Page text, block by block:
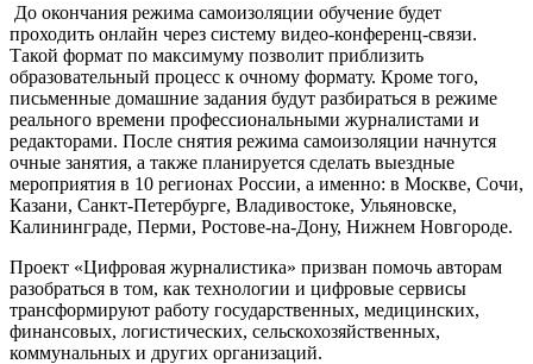
До окончания режима самоизоляции обучение будет
проходить онлайн через систему видео-конференц-связи.
Такой формат по максимуму позволит приблизить
образовательный процесс к очному формату. Кроме того,
письменные домашние задания будут разбираться в режиме
реального времени профессиональными журналистами и
редакторами. После снятия режима самоизоляции начнутся
очные занятия, а также планируется сделать выездные
мероприятия в 10 регионах России, а именно: в Москве, Сочи,
Казани, Санкт-Петербурге, Владивостоке, Ульяновске,
Калининграде, Перми, Ростове-на-Дону, Нижнем Новгороде.
Проект «Цифровая журналистика» призван помочь авторам
разобраться в том, как технологии и цифровые сервисы
трансформируют работу государственных, медицинских,
финансовых, логистических, сельскохозяйственных,
коммунальных и других организаций.